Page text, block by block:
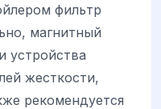
фильтр
магнитный
устройства
жесткости,
рекомендуется